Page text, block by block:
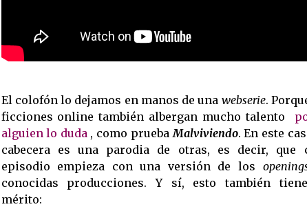
El colofón lo dejamos en manos de una webserie.
ficciones online también albergan mucho talento 
alguien lo duda, como pruebaMalviviendo. En este
cabecera es una parodia de otras, es decir, que
episodio empieza con una versión de los
conocidas producciones. Y sí, esto también
mérito: